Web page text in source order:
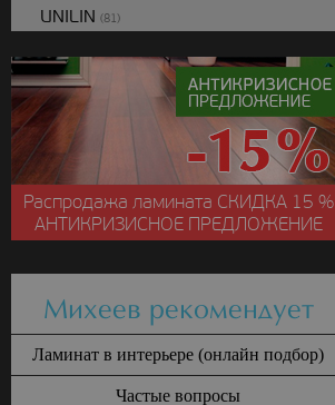
UNILIN (81)
Распродажа ламината СКИДКА15 %
АНТИКРИЗИСНОЕ ПРЕДЛОЖЕНИЕ
Михеев рекомендует
Ламинат в интерьере (онлайн подбор)
Частые вопросы